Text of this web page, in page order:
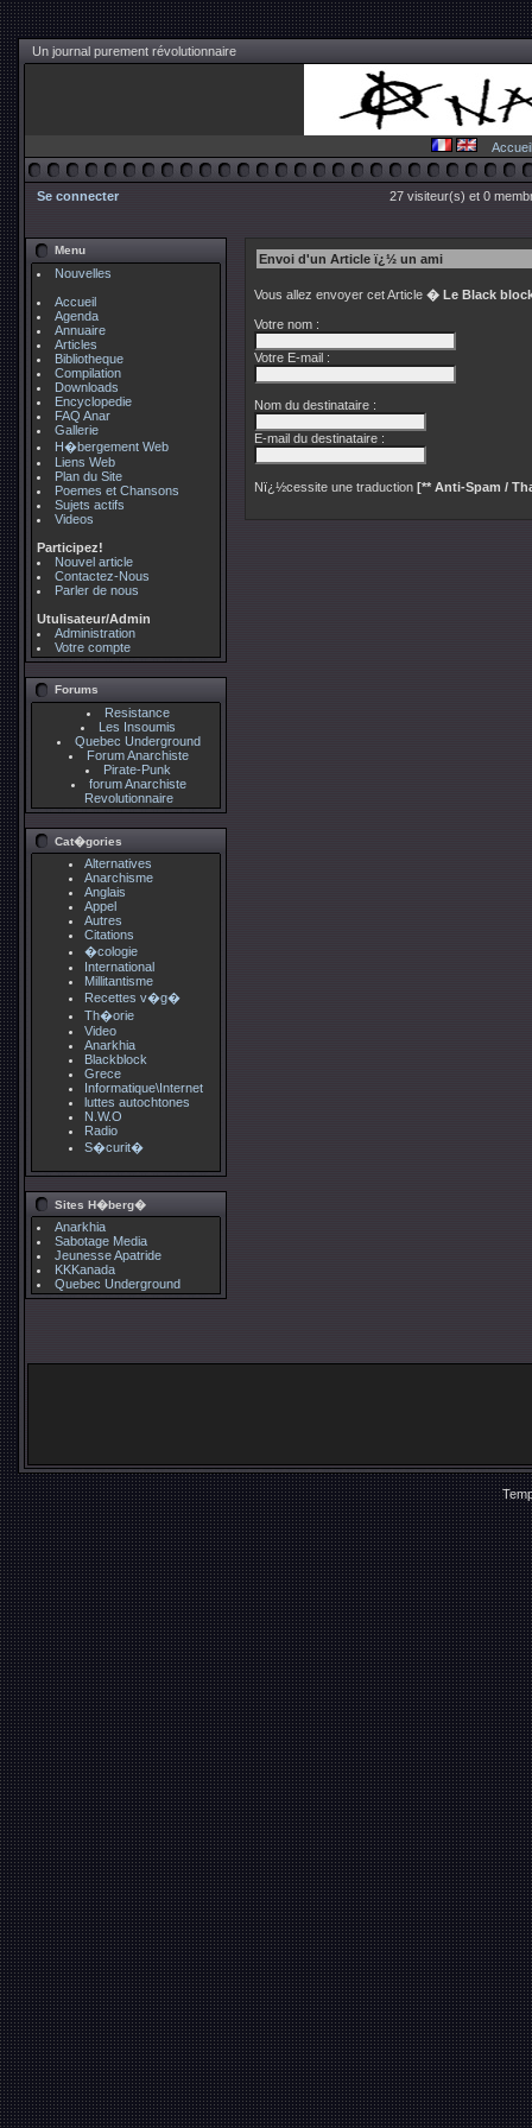
Un journal purement révolutionnaire
Accueil
Se connecter 27 visiteur(s) et 0
Menu
Nouvelles
Accueil
Agenda
Annuaire
Articles
Bibliotheque
Compilation
Downloads
Encyclopedie
FAQ Anar
Gallerie
H�bergement Web
Liens Web
Plan du Site
Poemes et Chansons
Sujets actifs
Videos
Participez!
Nouvel article
Contactez-Nous
Parler de nous
Utulisateur/Admin
Administration
Votre compte
Forums
Resistance
Les Insoumis
Quebec Underground
Forum Anarchiste
Pirate-Punk
forum Anarchiste
Revolutionnaire
Cat�gories
Alternatives
Anarchisme
Anglais
Appel
Autres
Citations
�cologie
International
Millitantisme
Recettes v�g�
Th�orie
Video
Anarkhia
Blackblock
Grece
Informatique\Internet
luttes autochtones
N.W.O
Radio
S�curit�
Sites H�berg�
Anarkhia
Sabotage Media
Jeunesse Apatride
KKKanada
Quebec Underground
Envoi d'un Article ï¿½ un ami
Vous allez envoyer cet Article � Le Black
Votre nom :
Votre E-mail :
Nom du destinataire :
E-mail du destinataire :
Nï¿½cessite une traduction [** Anti-Spam /